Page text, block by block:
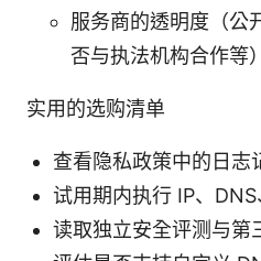
服务商的透明度（公
否与执法机构合作等
实用的选购清单
查看隐私政策中的日志
试用期内执行 IP、
读取独立安全评测与第